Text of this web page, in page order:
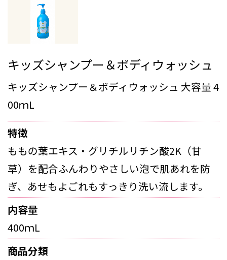
キッズシャンプー＆ボディウォッシュ
キッズシャンプー＆ボディウォッシュ 大容量 4
00ｍL
特徴
ももの葉エキス・グリチルリチン酸2K（甘
草）を配合ふんわりやさしい泡で肌あれを防
ぎ、あせもよごれもすっきり洗い流します。
内容量
400ｍL
商品分類